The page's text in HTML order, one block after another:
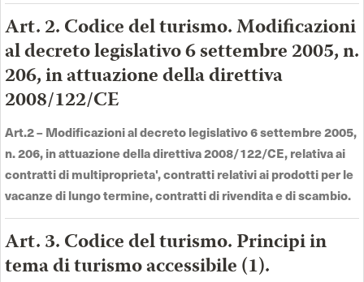
Art. 2. Codice del turismo. Modificazioni
al decreto legislativo 6 settembre 2005, n.
206, in attuazione della direttiva
2008/122/CE
Art.2 –Modificazioni al decreto legislativo 6 settembre 2005,
n. 206, in attuazione della direttiva 2008/122/CE, relativa ai
contratti di multiproprieta', contratti relativi ai prodotti per le
vacanze di lungo termine, contratti di rivendita e di scambio.
Art. 3. Codice del turismo. Principi in
tema di turismo accessibile (1).